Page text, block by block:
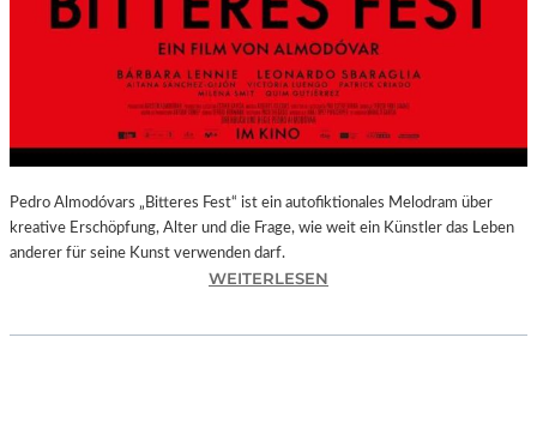
H
A
U
S
–
A
S
S
Pedro Almodóvars „Bitteres Fest“ ist ein autofiktionales Melodram über
kreative Erschöpfung, Alter und die Frage, wie weit ein Künstler das Leben
anderer für seine Kunst verwenden darf.
WEITERLESEN